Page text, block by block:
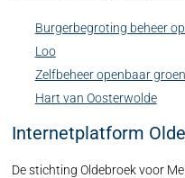
Burgerbegroting beheer
Loo
Zelfbeheer openbaar groen
Hart van Oosterwolde
Internetplatform
De stichting Oldebroek voor